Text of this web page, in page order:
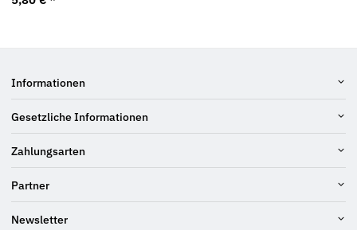
Informationen
Gesetzliche Informationen
Zahlungsarten
Partner
Newsletter